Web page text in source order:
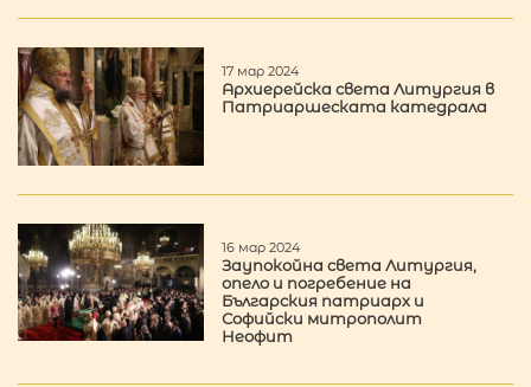
17 мар 2024
Архиерейска света Литургия в
Патриаршеската катедрала
16 мар 2024
Заупокойна света Литургия,
опело и погребение на
Българския патриарх и
Софийски митрополит
Неофит